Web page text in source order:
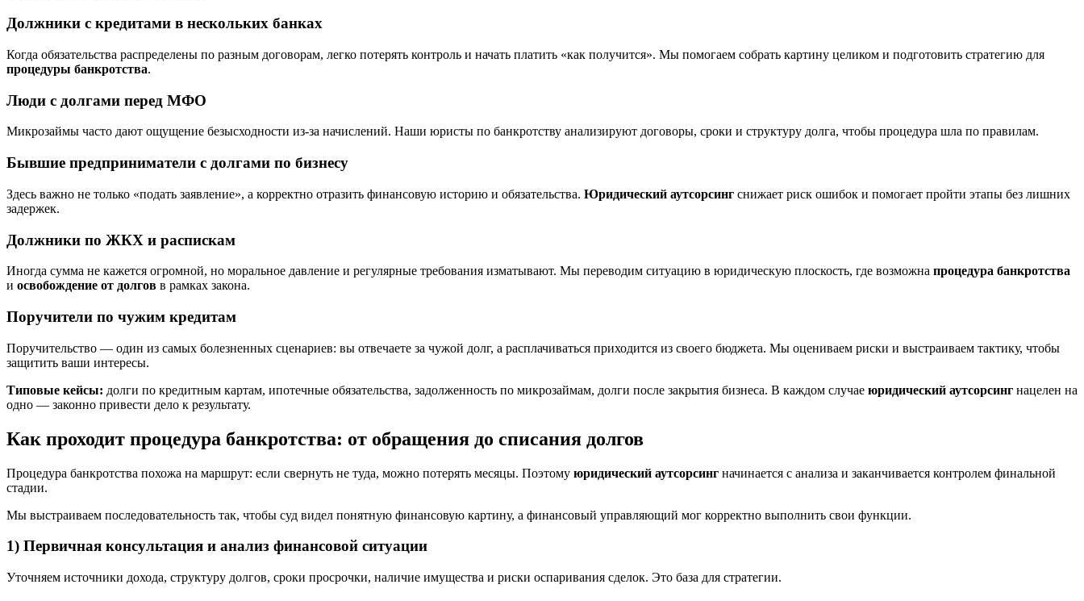
Должники с кредитами в нескольких банках
Когда обязательства распределены по разным договорам, легко потерять контроль и начать платить «как получится». Мы помогаем собрать картину целиком и подготовить стратегию для
процедуры банкротства.
Люди с долгами перед МФО
Микрозаймы часто дают ощущение безысходности из‑за начислений. Наши юристы по банкротству анализируют договоры, сроки и структуру долга, чтобы процедура шла по правилам.
Бывшие предприниматели с долгами по бизнесу
Здесь важно не только «подать заявление», а корректно отразить финансовую историю и обязательства. Юридический аутсорсинг снижает риск ошибок и помогает пройти этапы без лишних
задержек.
Должники по ЖКХ и распискам
Иногда сумма не кажется огромной, но моральное давление и регулярные требования изматывают. Мы переводим ситуацию в юридическую плоскость, где возможна процедура банкротства
и освобождение от долгов в рамках закона.
Поручители по чужим кредитам
Поручительство — один из самых болезненных сценариев: вы отвечаете за чужой долг, а расплачиваться приходится из своего бюджета. Мы оцениваем риски и выстраиваем тактику, чтобы
защитить ваши интересы.
Типовые кейсы: долги по кредитным картам, ипотечные обязательства, задолженность по микрозаймам, долги после закрытия бизнеса. В каждом случае юридический аутсорсинг нацелен на
одно — законно привести дело к результату.
Как проходит процедура банкротства: от обращения до списания долгов
Процедура банкротства похожа на маршрут: если свернуть не туда, можно потерять месяцы. Поэтому юридический аутсорсинг начинается с анализа и заканчивается контролем финальной
стадии.
Мы выстраиваем последовательность так, чтобы суд видел понятную финансовую картину, а финансовый управляющий мог корректно выполнить свои функции.
1) Первичная консультация и анализ финансовой ситуации
Уточняем источники дохода, структуру долгов, сроки просрочки, наличие имущества и риски оспаривания сделок. Это база для стратегии.